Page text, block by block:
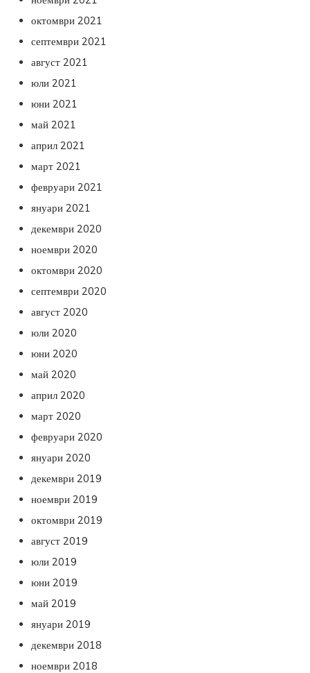
октомври 2021
септември 2021
август 2021
юли 2021
юни 2021
май 2021
април 2021
март 2021
февруари 2021
януари 2021
декември 2020
ноември 2020
октомври 2020
септември 2020
август 2020
юли 2020
юни 2020
май 2020
април 2020
март 2020
февруари 2020
януари 2020
декември 2019
ноември 2019
октомври 2019
август 2019
юли 2019
юни 2019
май 2019
януари 2019
декември 2018
ноември 2018